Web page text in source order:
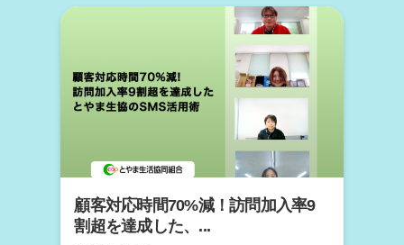
顧客対応時間70%減！訪問加入率9
割超を達成した、...